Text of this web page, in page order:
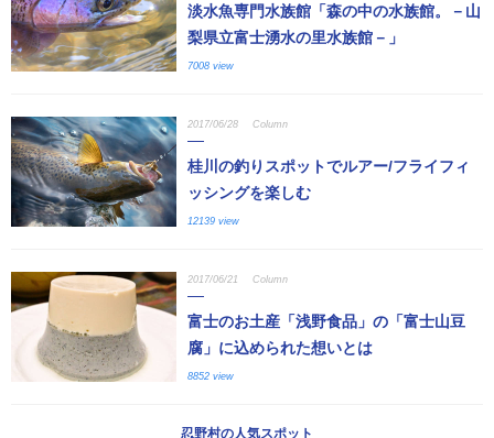
淡水魚専門水族館「森の中の水族館。－山
梨県立富士湧水の里水族館－」
7008 view
2017/06/28 Column
桂川の釣りスポットでルアー/フライフィ
ッシングを楽しむ
12139 view
2017/06/21 Column
富士のお土産「浅野食品」の「富士山豆
腐」に込められた想いとは
8852 view
忍野村の人気スポット